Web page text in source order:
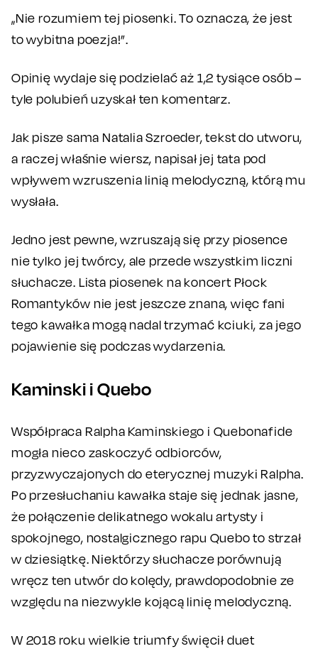
„Nie rozumiem tej piosenki. To oznacza, że jest
to wybitna poezja!”.
Opinię wydaje się podzielać aż 1,2 tysiące osób –
tyle polubień uzyskał ten komentarz.
Jak pisze sama Natalia Szroeder, tekst do utworu,
a raczej właśnie wiersz, napisał jej tata pod
wpływem wzruszenia linią melodyczną, którą mu
wysłała.
Jedno jest pewne, wzruszają się przy piosence
nie tylko jej twórcy, ale przede wszystkim liczni
słuchacze. Lista piosenek na koncert Płock
Romantyków nie jest jeszcze znana, więc fani
tego kawałka mogą nadal trzymać kciuki, za jego
pojawienie się podczas wydarzenia.
Kaminski i Quebo
Współpraca Ralpha Kaminskiego i Quebonafide
mogła nieco zaskoczyć odbiorców,
przyzwyczajonych do eterycznej muzyki Ralpha.
Po przesłuchaniu kawałka staje się jednak jasne,
że połączenie delikatnego wokalu artysty i
spokojnego, nostalgicznego rapu Quebo to strzał
w dziesiątkę. Niektórzy słuchacze porównują
wręcz ten utwór do kolędy, prawdopodobnie ze
względu na niezwykle kojącą linię melodyczną.
W 2018 roku wielkie triumfy święcił duet